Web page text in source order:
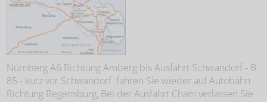
Nürnberg A6 Richtung Amberg bis Ausfahrt Schwandorf - B
85 - kurz vor Schwandorf fahren Sie wieder auf Autobahn
Richtung Regensburg, Bei der Ausfahrt Cham verlassen Sie